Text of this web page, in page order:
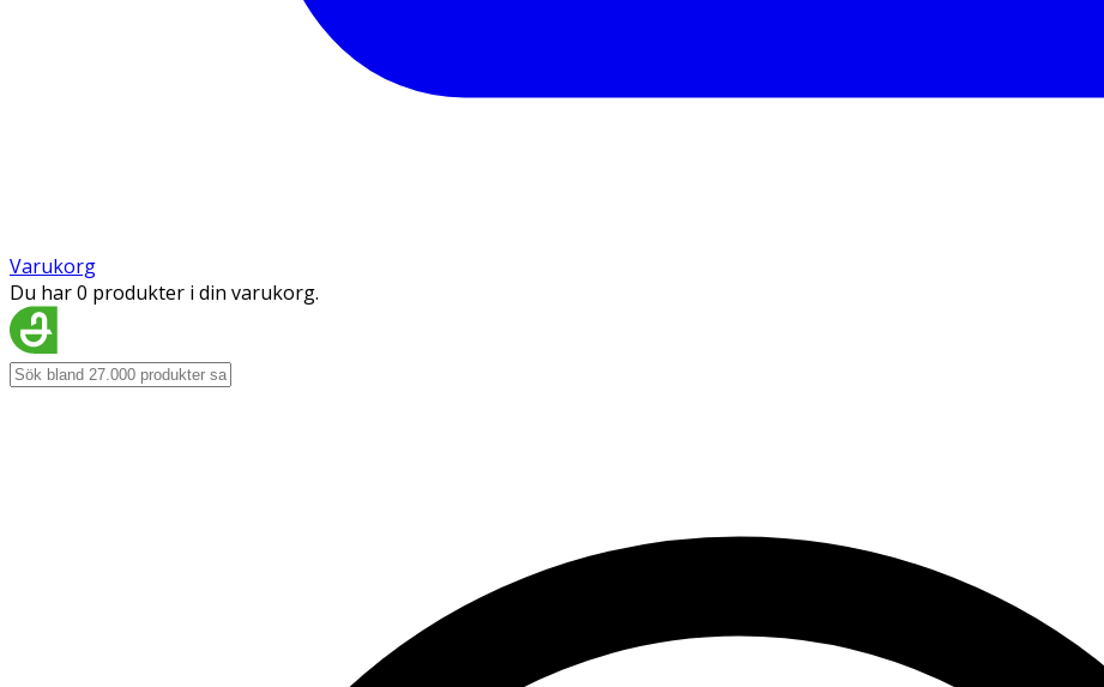
Varukorg
Du har 0 produkter i din varukorg.